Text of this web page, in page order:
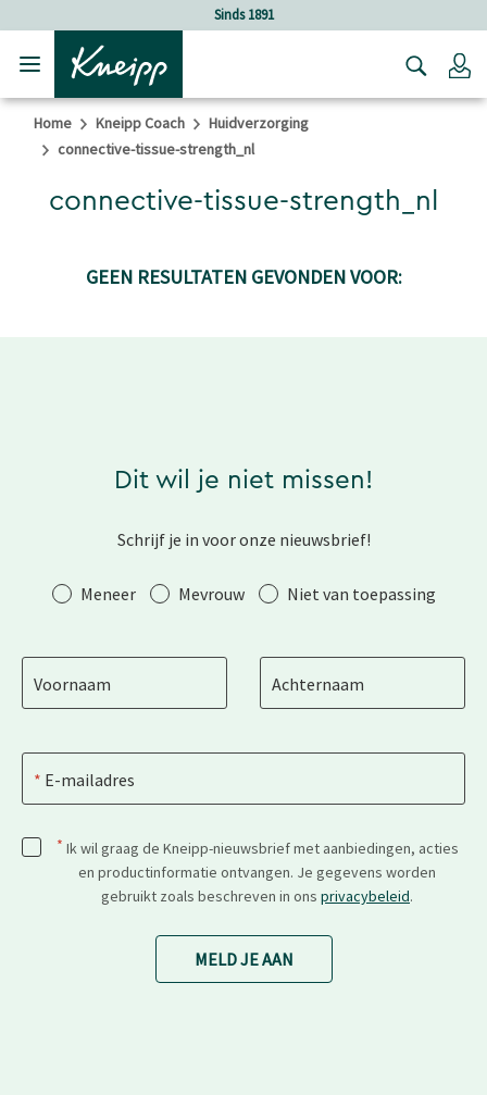
Verder gaan naar hoofdinhoud.Sinds 1891
Home Kneipp Coach
Huidverzorging
connective-tissue-strength_nl
connective-tissue-strength_nl
GEEN RESULTATEN GEVONDEN VOOR:
Dit wil je niet missen!
Schrijf je in voor onze nieuwsbrief!
AanhefMeneer Mevrouw Niet van toepassing
Voornaam Achternaam
E-mailadres
* Ik wil graag de Kneipp-nieuwsbrief met aanbiedingen, acties
en productinformatie ontvangen. Je gegevens worden
gebruikt zoals beschreven in ons privacybeleid.
MELD JE AAN